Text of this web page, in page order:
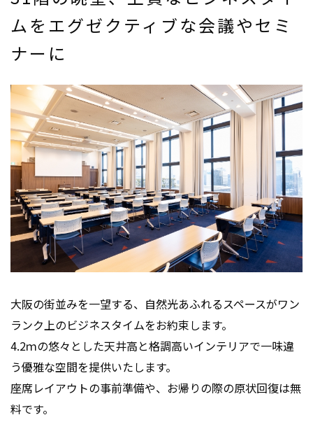
ムを エグゼクティブな会議やセミ
ナーに
大阪の街並みを一望する、自然光あふれるスペースがワン
ランク上のビジネスタイムをお約束します。
4.2ｍの悠々とした天井高と格調高いインテリアで一味違
う優雅な空間を提供いたします。
座席レイアウトの事前準備や、お帰りの際の原状回復は無
料です。